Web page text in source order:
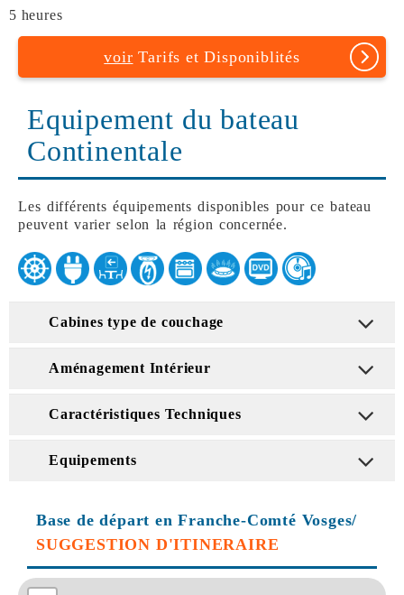
5 heures
voir Tarifs et Disponiblités
Equipement du bateau
Continentale
Les différents équipements disponibles pour ce bateau
peuvent varier selon la région concernée.
Cabines type de couchage
Aménagement Intérieur
Caractéristiques Techniques
Equipements
Base de départ en Franche-Comté Vosges/
SUGGESTION D'ITINERAIRE